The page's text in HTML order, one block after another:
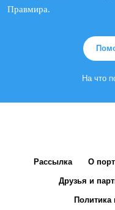
Правмира.
На что
Рассылка О
Друзья и
Политика